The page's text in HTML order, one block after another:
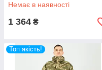
Немає в наявності
1 364 ₴
Топ якість!